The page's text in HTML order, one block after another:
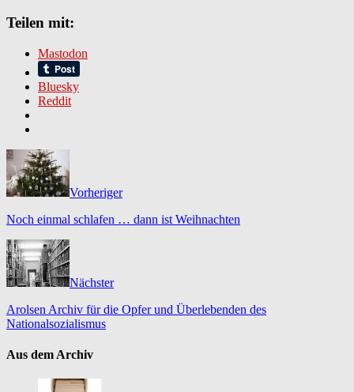
Teilen mit:
Mastodon
Bluesky
Reddit
Vorheriger
Noch einmal schlafen … dann ist Weihnachten
Nächster
Arolsen Archiv für die Opfer und Überlebenden des
Nationalsozialismus
Aus dem Archiv